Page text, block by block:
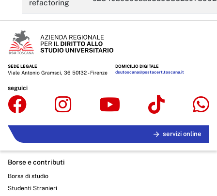
refactoring
SEDE LEGALE
Viale Antonio Gramsci, 36 50132 - Firenze
DOMICILIO DIGITALE
dsutoscana@postacert.toscana.it
seguici
servizi online
Borse e contributi
Borsa di studio
Studenti Stranieri